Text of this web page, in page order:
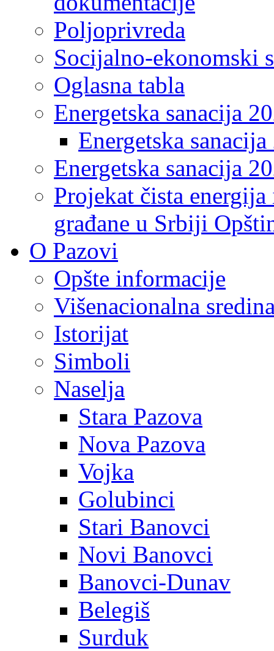
Poljoprivreda
Socijalno-ekonomski
Oglasna tabla
Energetska sanacija
Energetska
Energetska sanacija
Projekat čista
građane u Srbiji
O Pazovi
Opšte informacije
Višenacionalna
Istorijat
Simboli
Naselja
Stara Pazova
Nova Pazova
Vojka
Golubinci
Stari Banovci
Novi Banovci
Banovci-Dunav
Belegiš
Surduk